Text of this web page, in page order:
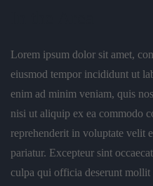
Lorem ipsum dolor sit amet,
eiusmod tempor incididunt ut
enim ad minim veniam, quis
nisi ut aliquip ex ea commodo
reprehenderit in voluptate velit
pariatur. Excepteur sint
culpa qui officia deserunt mollit